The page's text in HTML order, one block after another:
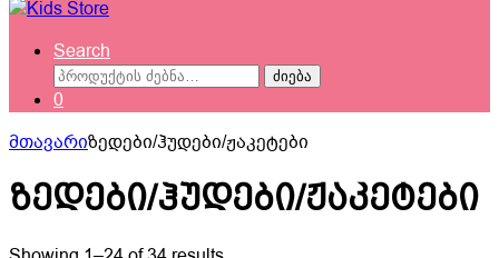
Search
ძებნა:
ძიება
0
მთავარიზედები/ჰუდები/ჟაკეტები
ზედები/ჰუდები/ჟაკეტები